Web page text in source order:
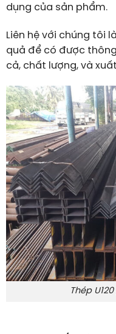
dụng của sản phẩm.
Liên hệ với chúng tôi
quả để có được
cả, chất lượng, và
Thép